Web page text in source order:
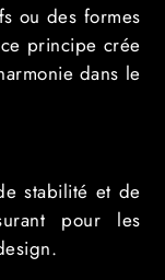
ou des formes
principe crée
dans le
stabilité et de
pour les